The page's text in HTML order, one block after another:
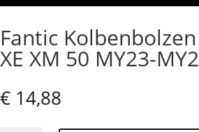
Fantic
XE XM 50 MY23-
€ 14,88